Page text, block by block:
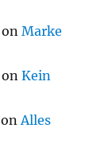
onMarke
onKein
onAlles